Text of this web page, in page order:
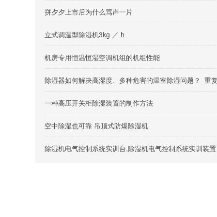
拼夕夕上市后为什么骂声一片
立式调温型除湿机3kg ／ h
机房专用恒温恒湿空调机组的机组性能
除湿器如何解决高湿度、多种危害的温室除湿问题？_重
一种高压开关柜除湿装置的制作方法
空中除湿也可靠 吊顶式防爆除湿机
除湿机电气控制系统实训台,除湿机电气控制系统实训装置